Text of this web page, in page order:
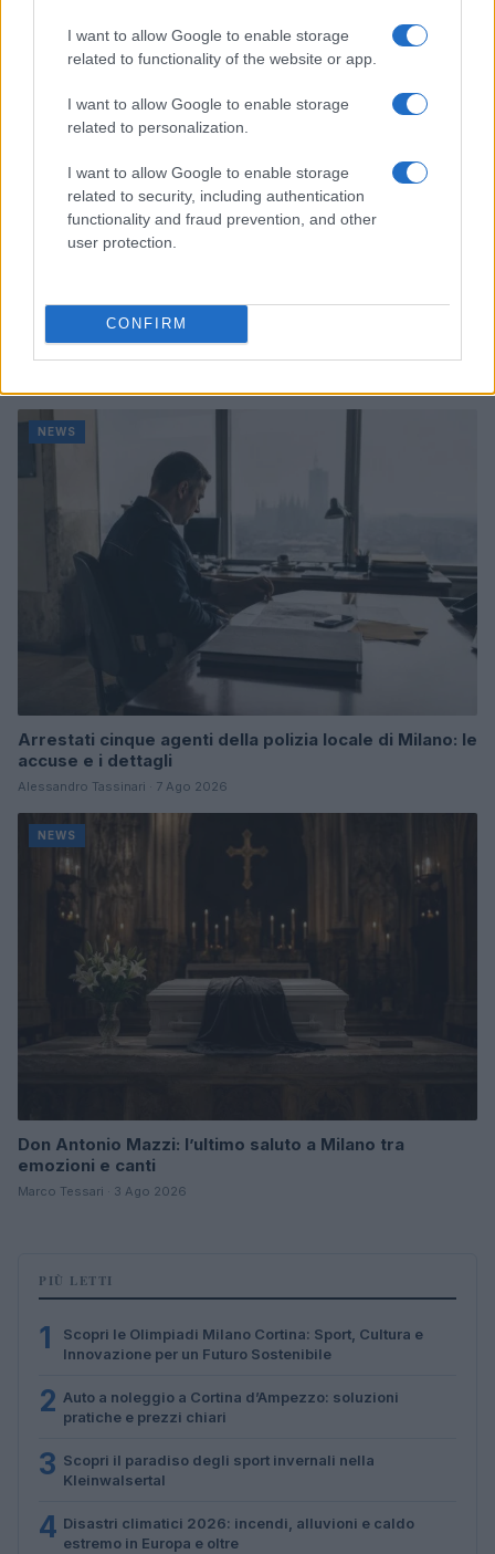
I want to allow Google to enable storage
related to functionality of the website or app.
I want to allow Google to enable storage
related to personalization.
I want to allow Google to enable storage
related to security, including authentication
functionality and fraud prevention, and other
user protection.
CONFIRM
NEWS
Come scegliere le scarpe da running donna: comfort
e performance
NEWS
Arrestati cinque agenti della polizia locale di Milano: le
accuse e i dettagli
Alessandro Tassinari · 7 Ago 2026
NEWS
Don Antonio Mazzi: l’ultimo saluto a Milano tra
emozioni e canti
Marco Tessari · 3 Ago 2026
PIÙ LETTI
1
Scopri le Olimpiadi Milano Cortina: Sport, Cultura e
Innovazione per un Futuro Sostenibile
2 Auto a noleggio a Cortina d’Ampezzo: soluzioni
pratiche e prezzi chiari
3 Scopri il paradiso degli sport invernali nella
Kleinwalsertal
4 Disastri climatici 2026: incendi, alluvioni e caldo
estremo in Europa e oltre